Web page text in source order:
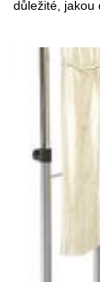
důležité, jakou